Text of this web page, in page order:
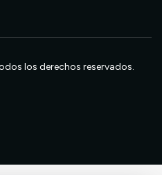
los derechos reservados.